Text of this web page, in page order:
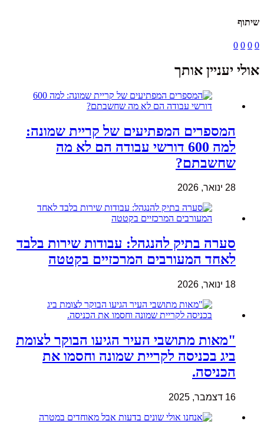
שיתוף
0
0
0
0
אולי יעניין אותך
המספרים המפתיעים של קריית שמונה:
למה 600 דורשי עבודה הם לא מה
שחשבתם?
28 ינואר, 2026
סערה בתיק להנגהל: עבודות שירות בלבד
לאחד המעורבים המרכזיים בקטטה
18 ינואר, 2026
"מאות מתושבי העיר הגיעו הבוקר לצומת
ביג בכניסה לקריית שמונה וחסמו את
הכניסה.
16 דצמבר, 2025